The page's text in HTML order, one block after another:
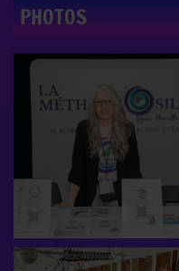
PHOTOS